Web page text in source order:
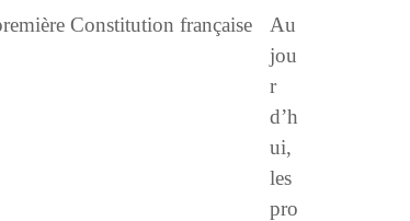
Au
jou
r
d’h
ui,
les
pro